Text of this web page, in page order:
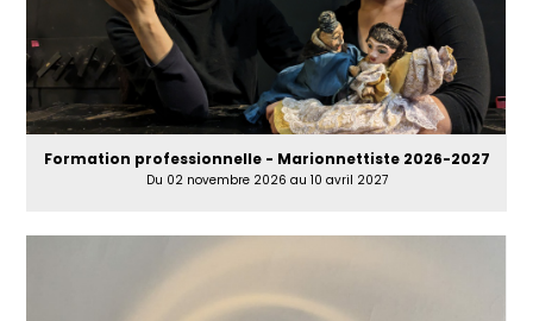
Formation professionnelle - Marionnettiste 2026-2027
Du 02 novembre 2026 au 10 avril 2027